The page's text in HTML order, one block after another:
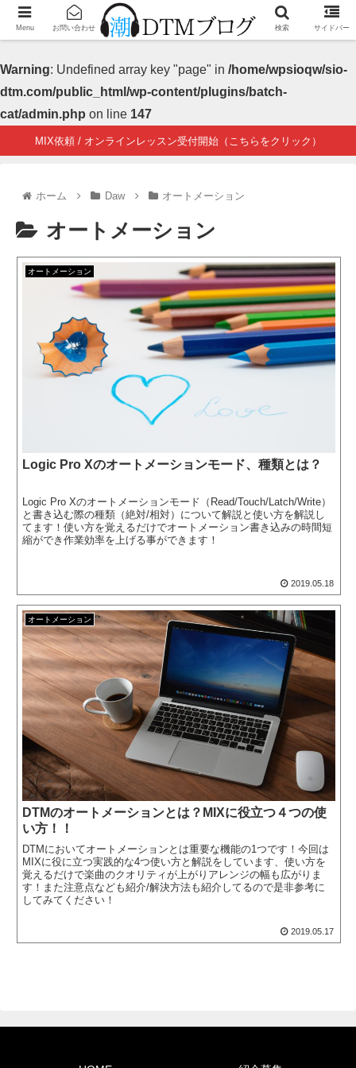
Warning: Undefined array key "page" in /home/wpsioqw/sio-
dtm.com/public_html/wp-content/plugins/batch-
cat/admin.php on line 147
MIX依頼 / オンラインレッスン受付開始（こちらをクリック）
ホーム Daw オートメーション
オートメーション
オートメーション
Logic Pro Xのオートメーションモード、種類とは？
Logic Pro Xのオートメーションモード（Read/Touch/Latch/Write）
と書き込む際の種類（絶対/相対）について解説と使い方を解説し
てます！使い方を覚えるだけでオートメーション書き込みの時間短
縮ができ作業効率を上げる事ができます！
2019.05.18
オートメーション
DTMのオートメーションとは？MIXに役立つ４つの使
い方！！
DTMにおいてオートメーションとは重要な機能の1つです！今回は
MIXに役に立つ実践的な4つ使い方と解説をしています、使い方を
覚えるだけで楽曲のクオリティが上がりアレンジの幅も広がりま
す！また注意点なども紹介/解決方法も紹介してるので是非参考に
してみてください！
2019.05.17
Menu お問い合わせ 検索 サイドバー